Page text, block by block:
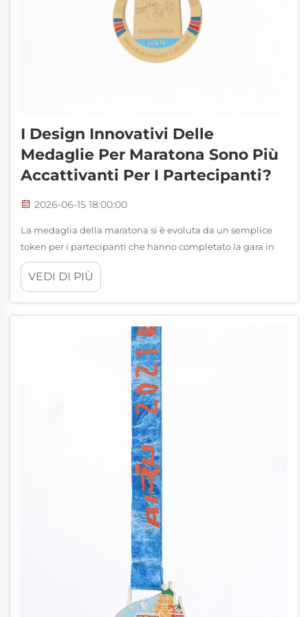
I Design Innovativi Delle
Medaglie Per Maratona Sono Più
Accattivanti Per I Partecipanti?
2026-06-15 18:00:00
La medaglia della maratona si è evoluta da un semplice
token per i partecipanti che hanno completato la gara in
un potente simbolo di successo, che influenza in modo
significativo le decisioni dei partecipanti e la loro
VEDI DI PIÙ